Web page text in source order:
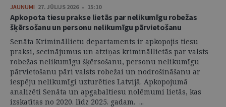
JAUNUMI 27. JŪLIJS 2026 • 15:10
Apkopota tiesu prakse lietās par nelikumīgu robežas
šķērsošanu un personu nelikumīgu pārvietošanu
Senāta Krimināllietu departaments ir apkopojis tiesu
praksi, secinājumus un atziņas krimināllietās par valsts
robežas nelikumīgu šķērsošanu, personu nelikumīgu
pārvietošanu pāri valsts robežai un nodrošināšanu ar
iespēju nelikumīgi uzturēties Latvijā. Apkopojumā
analizēti Senāta un apgabaltiesu nolēmumi lietās, kas
izskatītas no 2020. līdz 2025. gadam. ...